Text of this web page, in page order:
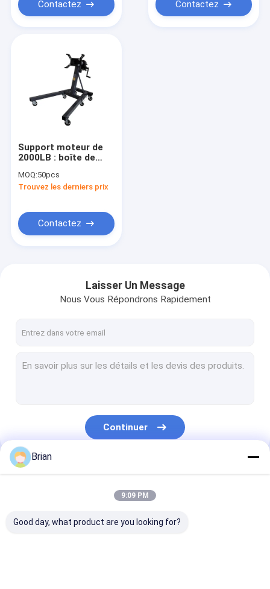
Contactez Contactez
Support moteur de
2000LB : boîte de
à 360° pour la
réparation/machinerie
MOQ:50pcs
Trouvez les derniers prix
Contactez
Laisser Un Message
Nous Vous Répondrons Rapidement
Continuer
Nos Catégories
Brian
9:09 PM
Good day, what product are you looking for?